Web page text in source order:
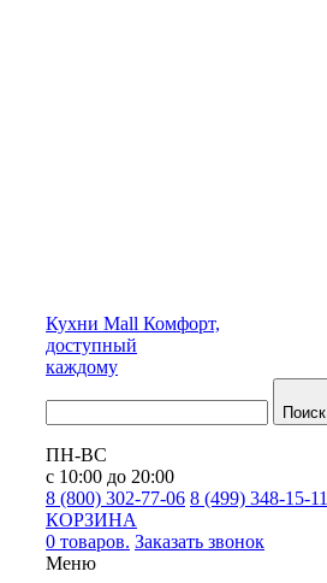
Кухни Mall Комфорт,
доступный
каждому
Поиск
ПН-ВС
с 10:00 до 20:00
8 (800) 302-77-06 8 (499) 348-15-11
КОРЗИНА
0 товаров. Заказать звонок
Меню